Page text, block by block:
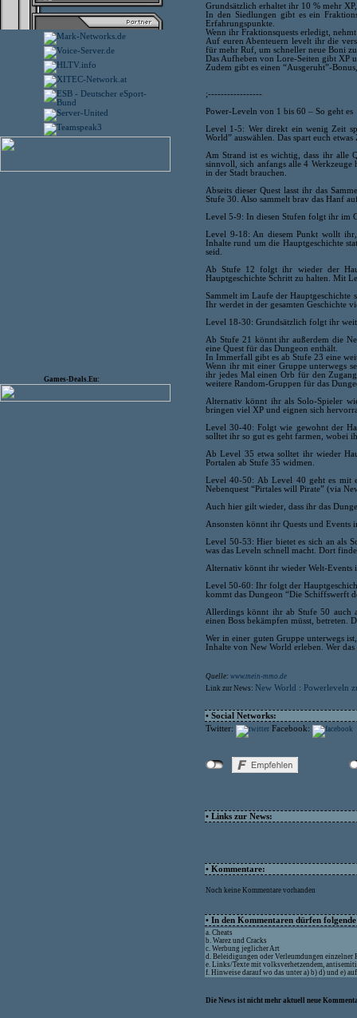
Games-Deals.Eu:
Grundsätzlich erhaltet ihr 10 % mehr
In den Siedlungen gibt es ein
Erfahrungspunkte.
Wenn ihr Fraktionsquests erledigt,
Auf euren Abenteuern levelt ihr die
für mehr Ruf, um schneller neue Boni
Das Aufheben von Lore-Seiten gibt XP
Zudem gibt es einen “Ausgeruht”-
;-----------------
Power-Leveln von 1 bis 60 – So geht es
Level 1-5: Wer direkt ein wenig Zeit
World” auswählen. Das spart euch
Am Strand ist es wichtig, dass ihr alle
sinnvoll, sich anfangs alle 4
in der Stadt brauchen.
Abseits dieser Quest lasst ihr das
Stufe 30. Also sammelt brav das Hanf
Level 5-9: In diesen Stufen folgt ihr im
Level 9-18: An diesem Punkt wollt
Inhalte rund um die Hauptgeschichte
seid.
Ab Stufe 12 folgt ihr wieder der
Hauptgeschichte Schritt zu halten. Mit
Sammelt im Laufe der Hauptgeschichte
Ihr werdet in der gesamten Geschichte
Level 18-30: Grundsätzlich folgt ihr
Ab Stufe 21 könnt ihr außerdem die
eine Quest für das Dungeon enthält.
In Immerfall gibt es ab Stufe 23 eine
Wenn ihr mit einer Gruppe unterwegs
ihr jedes Mal einen Orb für den
weitere Random-Gruppen für das
Alternativ könnt ihr als Solo-Spieler
bringen viel XP und eignen sich
Level 30-40: Folgt wie gewohnt der
solltet ihr so gut es geht farmen, wobei
Ab Level 35 etwa solltet ihr wieder
Portalen ab Stufe 35 widmen.
Level 40-50: Ab Level 40 geht es mit
Nebenquest “Pirtales will Pirate” (via
Auch hier gilt wieder, dass ihr das
Ansonsten könnt ihr Quests und Events
Level 50-53: Hier bietet es sich an als
was das Leveln schnell macht. Dort
Alternativ könnt ihr wieder Welt-Events
Level 50-60: Ihr folgt der
kommt das Dungeon “Die Schiffswerft
Allerdings könnt ihr ab Stufe 50 auch
einen Boss bekämpfen müsst, betreten.
Wer in einer guten Gruppe unterwegs
Inhalte von New World erleben. Wer
Quelle: www.mein-mmo.de
Link zur News: New World : Powerleveln
• Social Networks:
Twitter:
Facebook:
• Links zur News:
• Kommentare:
Noch keine Kommentare vorhanden
• In den Kommentaren dürfen
a. Cheats
b. Warez und Cracks
c. Werbung jeglicher Art
d. Beleidigungen oder Verleumdungen einzelner
e. Links/Texte mit volksverhetzendem,
f. Hinweise darauf wo das unter a) b) d) und e)
Die News ist nicht mehr aktuell neue